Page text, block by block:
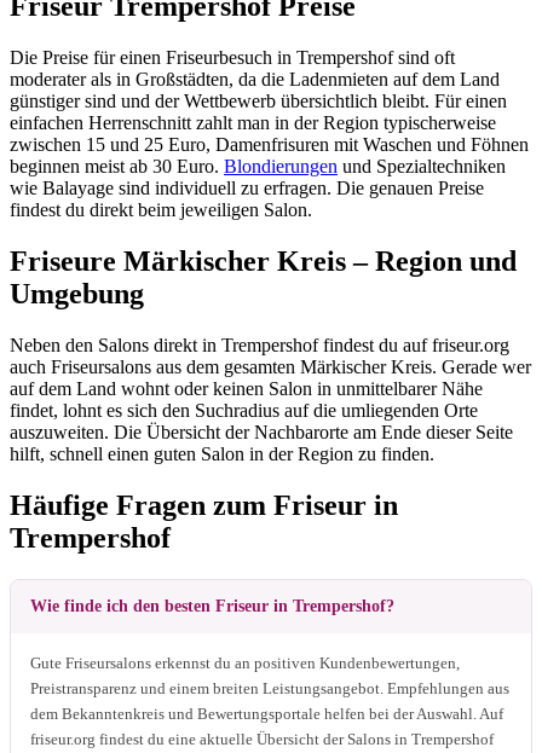
Die Preise für einen Friseurbesuch in Trempershof sind oft
moderater als in Großstädten, da die Ladenmieten auf dem Land
günstiger sind und der Wettbewerb übersichtlich bleibt. Für einen
einfachen Herrenschnitt zahlt man in der Region typischerweise
zwischen 15 und 25 Euro, Damenfrisuren mit Waschen und Föhnen
beginnen meist ab 30 Euro. Blondierungen und Spezialtechniken
wie Balayage sind individuell zu erfragen. Die genauen Preise
findest du direkt beim jeweiligen Salon.
Friseure Märkischer Kreis – Region und
Umgebung
Neben den Salons direkt in Trempershof findest du auf friseur.org
auch Friseursalons aus dem gesamten Märkischer Kreis. Gerade wer
auf dem Land wohnt oder keinen Salon in unmittelbarer Nähe
findet, lohnt es sich den Suchradius auf die umliegenden Orte
auszuweiten. Die Übersicht der Nachbarorte am Ende dieser Seite
hilft, schnell einen guten Salon in der Region zu finden.
Häufige Fragen zum Friseur in
Trempershof
Wie finde ich den besten Friseur in Trempershof?
Gute Friseursalons erkennst du an positiven Kundenbewertungen,
Preistransparenz und einem breiten Leistungsangebot. Empfehlungen aus
dem Bekanntenkreis und Bewertungsportale helfen bei der Auswahl. Auf
friseur.org findest du eine aktuelle Übersicht der Salons in Trempershof